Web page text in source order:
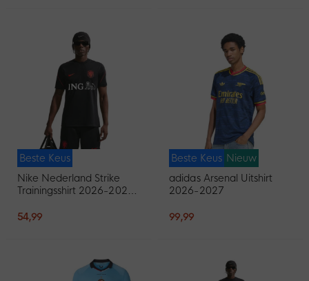
Beste Keus
Nike Nederland Strike
Trainingsshirt 2026-2028
54,99
Beste Keus Nieuw
adidas Arsenal Uitshirt
2026-2027
99,99